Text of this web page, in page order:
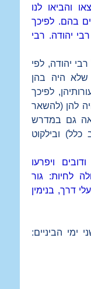
והביאו לנו
בהם. לפיכך
יהודה. רבי
יהודה, לפי
שלא היה בהן
לפיכך
להן (להשאר
גם במדרש
ובילקוט
ויפרעו
לחיות: גור
דרך, בנימין
ימי הביניים: